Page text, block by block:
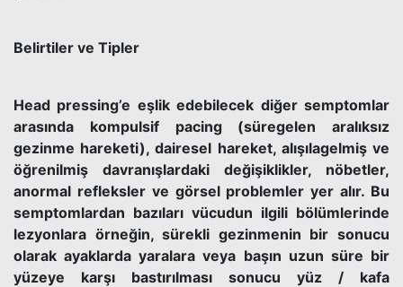
Belirtiler ve Tipler
Head pressing’e eşlik edebilecek diğer semptomlar
arasında kompulsif pacing (süregelen aralıksız
gezinme hareketi), dairesel hareket, alışılagelmiş ve
öğrenilmiş davranışlardaki değişiklikler, nöbetler,
anormal refleksler ve görsel problemler yer alır. Bu
semptomlardan bazıları vücudun ilgili bölümlerinde
lezyonlara örneğin, sürekli gezinmenin bir sonucu
olarak ayaklarda yaralara veya başın uzun süre bir
yüzeye karşı bastırılması sonucu yüz / kafa